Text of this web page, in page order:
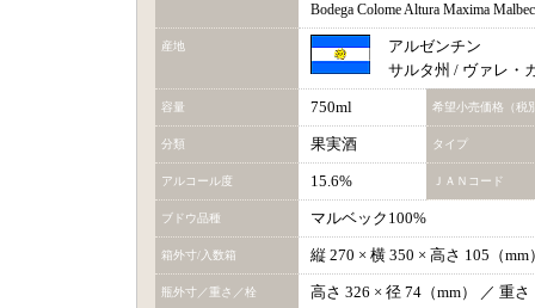
Bodega Colome Altura Maxima
産地
アルゼンチン
サルタ州 / ヴァレ・
容量 750ml 希望小売価格（税
分類 果実酒 タイプ
アルコール度 15.6% ＪＡＮコード
ブドウ品種 マルベック100%
箱外寸/入数箱 縦 270 × 横 350 × 高さ 105（mm
瓶外寸／重さ／栓 高さ 326 × 径 74（mm） ／ 重